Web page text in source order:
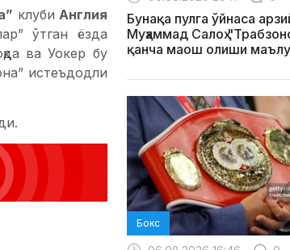
клуби Англия
ўтган ёзда
ва Уокер бу
истеъдодли
Бунақа пулга ўйнаса
Муҳаммад Салоҳ
қанча маош олиши
Бокс